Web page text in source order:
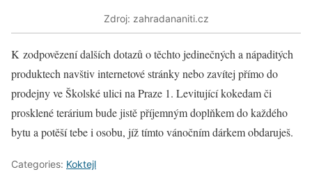
Zdroj: zahradananiti.cz
K zodpovězení dalších dotazů o těchto jedinečných a nápaditých
produktech navštiv internetové stránky nebo zavítej přímo do
prodejny ve Školské ulici na Praze 1. Levitující kokedam či
prosklené terárium bude jistě příjemným doplňkem do každého
bytu a potěší tebe i osobu, jíž tímto vánočním dárkem obdaruješ.
Categories: Koktejl